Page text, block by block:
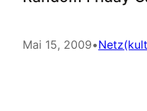
Mai 15, 2009•